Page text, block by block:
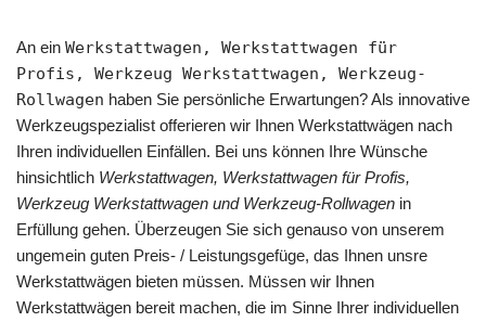
An ein Werkstattwagen, Werkstattwagen für
Profis, Werkzeug Werkstattwagen, Werkzeug-
Rollwagen haben Sie persönliche Erwartungen? Als innovative
Werkzeugspezialist offerieren wir Ihnen Werkstattwägen nach
Ihren individuellen Einfällen. Bei uns können Ihre Wünsche
hinsichtlich Werkstattwagen, Werkstattwagen für Profis,
Werkzeug Werkstattwagen und Werkzeug-Rollwagen in
Erfüllung gehen. Überzeugen Sie sich genauso von unserem
ungemein guten Preis- / Leistungsgefüge, das Ihnen unsre
Werkstattwägen bieten müssen. Müssen wir Ihnen
Werkstattwägen bereit machen, die im Sinne Ihrer individuellen